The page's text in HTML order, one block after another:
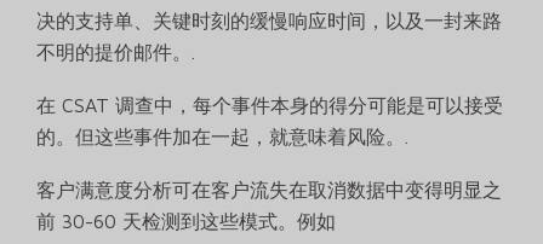
决的支持单、关键时刻的缓慢响应时间，以及一封来路
不明的提价邮件。.
在 CSAT 调查中，每个事件本身的得分可能是可以接受
的。但这些事件加在一起，就意味着风险。.
客户满意度分析可在客户流失在取消数据中变得明显之
前 30-60 天检测到这些模式。例如